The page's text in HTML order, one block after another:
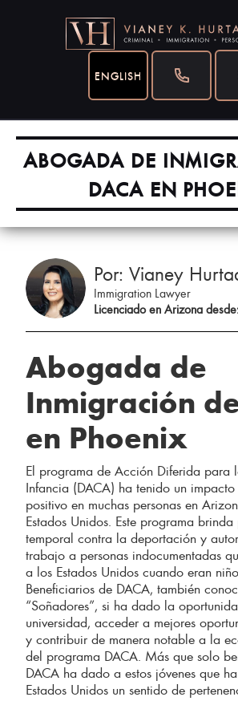
ENGLISH
ABOGADA DE
DACA EN
Por: Vianey
Immigration Lawyer
Licenciado en Arizona
Abogada de
Inmigración
en Phoenix
El programa de Acción Diferida para
Infancia (DACA) ha tenido un
positivo en muchas personas en
Estados Unidos. Este programa
temporal contra la deportación y
trabajo a personas indocumentadas
a los Estados Unidos cuando eran
Beneficiarios de DACA, también
“Soñadores”, si ha dado la
universidad, acceder a mejores
y contribuir de manera notable a la
del programa DACA. Más que solo
DACA ha dado a estos jóvenes que
Estados Unidos un sentido de